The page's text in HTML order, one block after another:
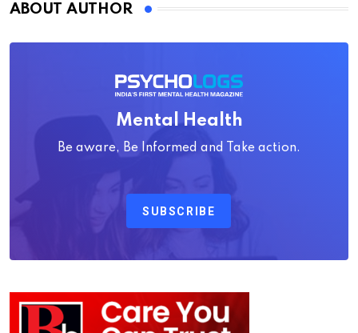
ABOUT AUTHOR
Mental Health
Be aware, Be Informed and Take action.
SUBSCRIBE